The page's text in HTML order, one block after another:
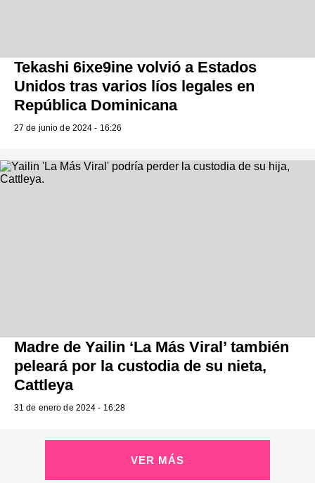
Tekashi 6ixe9ine volvió a Estados
Unidos tras varios líos legales en
República Dominicana
27 de junio de 2024 - 16:26
Madre de Yailin ‘La Más Viral’ también
peleará por la custodia de su nieta,
Cattleya
31 de enero de 2024 - 16:28
VER MÁS